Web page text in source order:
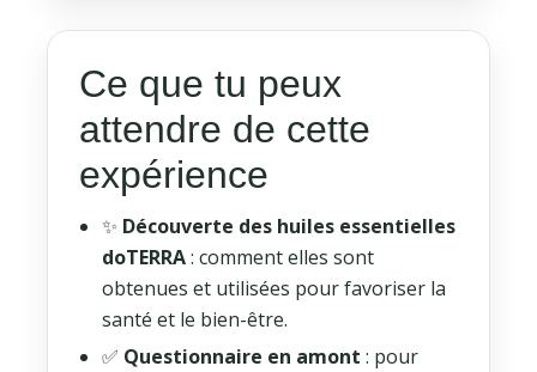
Ce que tu peux
attendre de cette
expérience
✨ Découverte des huiles essentielles
doTERRA: comment elles sont
obtenues et utilisées pour favoriser la
santé et le bien-être.
✅ Questionnaire en amont : pour